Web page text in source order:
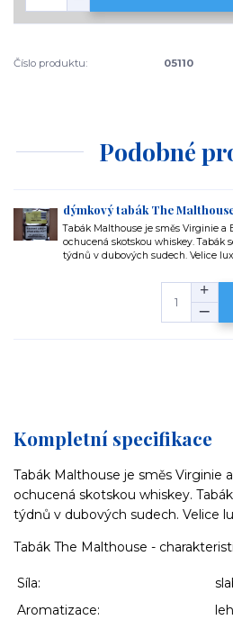
Číslo produktu: 05110
Podobné
dýmkový tabák The
Tabák Malthouse je směs Virginie a
ochucená skotskou whiskey. Tabák
týdnů v dubových sudech. Velice
Kompletní specifikace
Tabák Malthouse je směs Virginie
ochucená skotskou whiskey.
týdnů v dubových sudech. Velice
Tabák The Malthouse -
Síla:
Aromatizace: